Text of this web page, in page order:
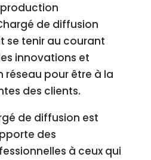
de diffusion
se tenir au courant
innovations et
réseau pour être à la
des clients.
de diffusion est
des
à ceux qui